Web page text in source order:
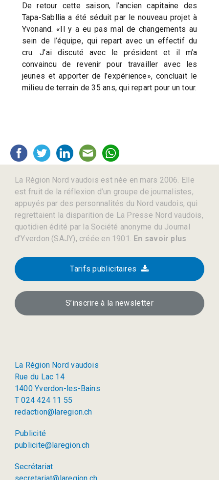
De retour cette saison, l’ancien capitaine des
Tapa-Sabllia a été séduit par le nouveau projet à
Yvonand. «Il y a eu pas mal de changements au
sein de l’équipe, qui repart avec un effectif du
cru. J’ai discuté avec le président et il m’a
convaincu de revenir pour travailler avec les
jeunes et apporter de l’expérience», concluait le
milieu de terrain de 35 ans, qui repart pour un tour.
La Région Nord vaudois est née en mars 2006. Elle
est fruit de la réflexion d’un groupe de journalistes,
appuyés par des personnalités du Nord vaudois, qui
regrettaient la disparition de La Presse Nord vaudois,
quotidien édité par la Société anonyme du Journal
d’Yverdon (SAJY), créée en 1901. En savoir plus
Tarifs publicitaires
S’inscrire à la newsletter
La Région Nord vaudois
Rue du Lac 14
1400 Yverdon-les-Bains
T 024 424 11 55
redaction@laregion.ch
Publicité
publicite@laregion.ch
Secrétariat